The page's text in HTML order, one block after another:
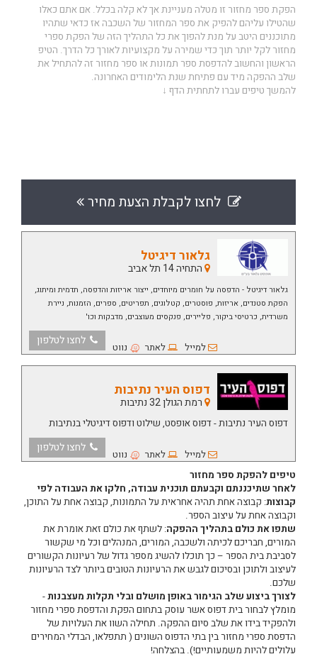
הפקת ספר מחזור זו מטלה מעניינת אך לא קלה בכלל. אם אתם כאלו
שהטילו עליהם להפיק את ספר המחזור של השכבה אז כדאי שתהיו
מתוכננים היטב על מנת להפוך את כל התהליך הזה של הפקת ספרי
מחזור לקל יותר תוך כדי שמירה על מקצועיות לאורך כל הדרך. הטיפ
הראשון והחשוב להדפסת ספר תמונות או ספר מחזור זה להתחיל את
שלב ההפקה מיד עם פתיחת שנת הלימודים האחרונה.
להמשך טיפים עברו לתחתית הדף ↓
לחצו לקבלת הצעת מחיר
גלאור דיגיטל
התחיה 14 תל אביב
גלאור דיגיטל - הדפסה על חומרים מיוחדים, ייצור אריזות והדפסה, תדמית ומיתוג,
הפקת סטנדים, אריזות, פוסטרים, קטלוגים, תפריטים, ספרים, הזמנות, ניירת
משרדית, כרטיסי ביקור, פליירים, פנקסים מעוצבים, מדבקות וכו'
למייל לאתר נווט לחצו לטלפון
דפוס העיר נתיבות
רמת הגולן 32 נתיבות
דפוס העיר נתיבות - דפוס אופסט, שילוט ודפוס דיגיטלי בנתיבות
למייל לאתר נווט לחצו לטלפון
טיפים להפקת ספר מחזור
לאחר שתיכננתם וקבעתם תוכנית עבודה, חלקו את העבודה לפי
קבוצות: קבוצה אחת תהיה אחראית על התמונות, קבוצה אחת על התוכן,
וקבוצה אחת על עיצוב הספר.
שתפו את כולם בתהליך ההפקה: לשתף את כולם זאת אומרת את
המורים, חבריכם לכיתה ולשכבה, המורים, המנהלים וכל מי שקשור
לסביבת בית הספר – כך תוכלו להשיג מספר גדול של רעיונות הקשורים
לעיצוב ולתוכן ובסיכום לגבש את הרעיונות הטובים ביותר לצד הרעיונות
שלכם.
לצורך ביצוע שלב הגימור באופן מושלם ובלי תקלות מעצבנות-
מומלץ לבחור בית דפוס אשר עוסק בתחום הפקת והדפסת ספרי מחזור
ולהפקיד בידו את שלב סיום ההפקה. תחילה השוו את העלויות של
הדפסת ספרי מחזור בין בתי הדפוס השונים ( תתפלאו, הבדלי המחירים
עלולים להיות משמעותיים!). בהצלחה!